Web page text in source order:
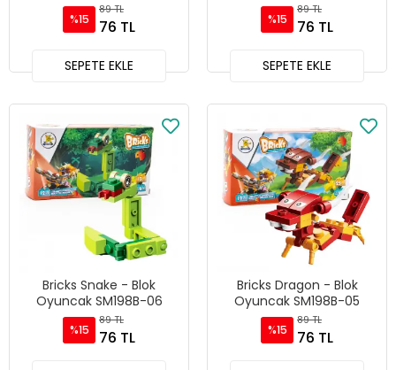
%15
89 TL
76 TL
SEPETE EKLE
%15
89 TL
76 TL
SEPETE EKLE
Bricks Snake - Blok
Oyuncak SM198B-06
%15
89 TL
76 TL
Bricks Dragon - Blok
Oyuncak SM198B-05
%15
89 TL
76 TL